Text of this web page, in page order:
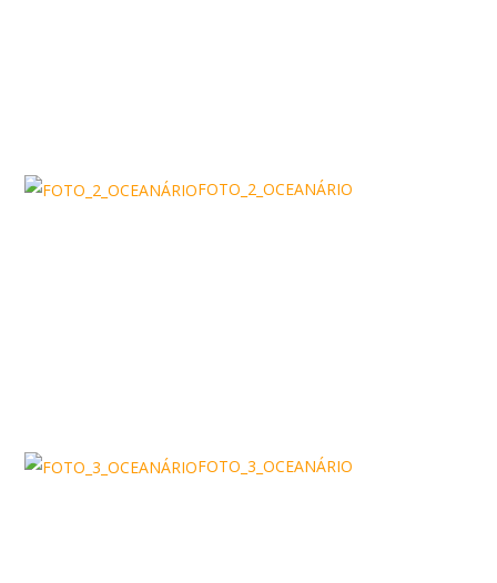
FOTO_2_OCEANÁRIO
FOTO_3_OCEANÁRIO